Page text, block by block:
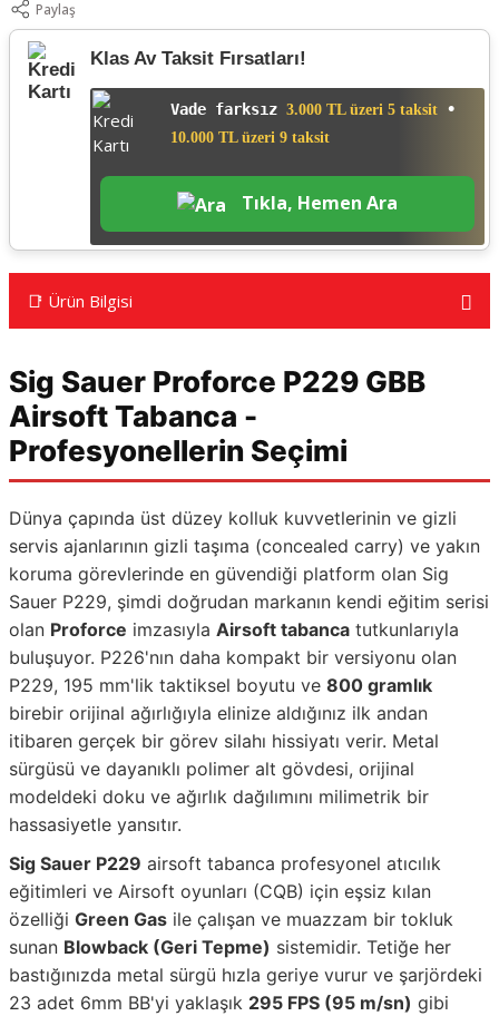
Paylaş
Klas Av Taksit Fırsatları!
Vade farksız 3.000 TL üzeri 5 taksit •
10.000 TL üzeri 9 taksit
Tıkla, Hemen Ara
📑 Ürün Bilgisi
Sig Sauer Proforce P229 GBB
Airsoft Tabanca -
Profesyonellerin Seçimi
Dünya çapında üst düzey kolluk kuvvetlerinin ve gizli
servis ajanlarının gizli taşıma (concealed carry) ve yakın
koruma görevlerinde en güvendiği platform olan Sig
Sauer P229, şimdi doğrudan markanın kendi eğitim serisi
olan Proforce imzasıyla Airsoft tabanca tutkunlarıyla
buluşuyor. P226'nın daha kompakt bir versiyonu olan
P229, 195 mm'lik taktiksel boyutu ve 800 gramlık
birebir orijinal ağırlığıyla elinize aldığınız ilk andan
itibaren gerçek bir görev silahı hissiyatı verir. Metal
sürgüsü ve dayanıklı polimer alt gövdesi, orijinal
modeldeki doku ve ağırlık dağılımını milimetrik bir
hassasiyetle yansıtır.
Sig Sauer P229 airsoft tabanca profesyonel atıcılık
eğitimleri ve Airsoft oyunları (CQB) için eşsiz kılan
özelliği Green Gas ile çalışan ve muazzam bir tokluk
sunan Blowback (Geri Tepme) sistemidir. Tetiğe her
bastığınızda metal sürgü hızla geriye vurur ve şarjördeki
23 adet 6mm BB'yi yaklaşık 295 FPS (95 m/sn) gibi